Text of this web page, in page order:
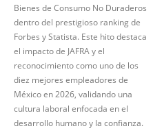
Bienes de Consumo No Duraderos
dentro del prestigioso ranking de
Forbes y Statista. Este hito destaca
el impacto de JAFRA y el
reconocimiento como uno de los
diez mejores empleadores de
México en 2026, validando una
cultura laboral enfocada en el
desarrollo humano y la confianza.